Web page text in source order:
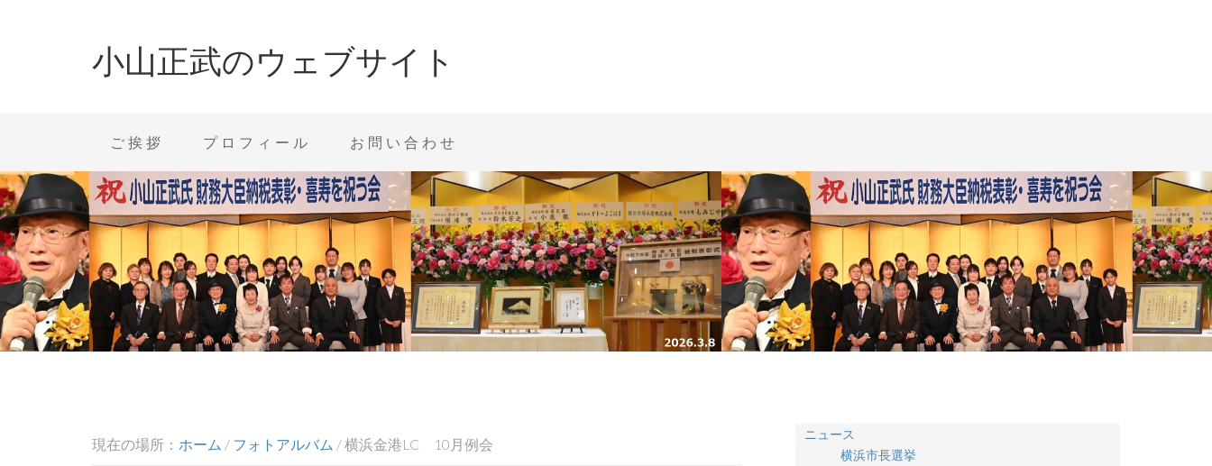
小山正武のウェブサイト
ご挨拶 プロフィール お問い合わせ
現在の場所： ホーム / フォトアルバム /横浜金港LC 10月例会
ニュース
横浜市長選挙